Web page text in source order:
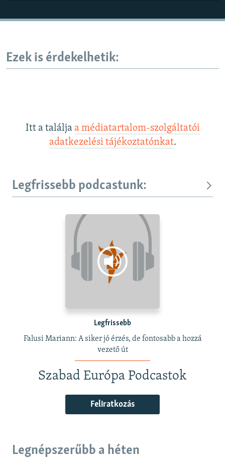
Ezek is érdekelhetik:
Itt a találja a médiatartalom-szolgáltatói
adatkezelési tájékoztatónkat.
Legfrissebb podcastunk:
Legfrissebb
Falusi Mariann: A siker jó érzés, de fontosabb a hozzá
vezető út
Szabad Európa Podcastok
Feliratkozás
Legnépszerűbb a héten